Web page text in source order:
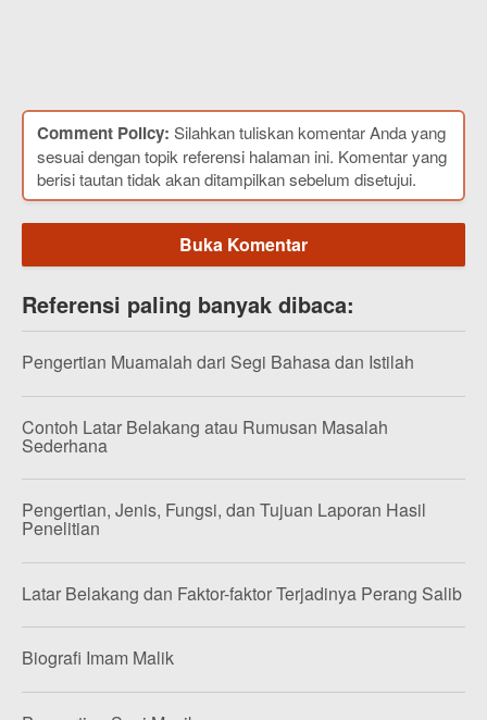
Comment Policy: Silahkan tuliskan komentar Anda yang
sesuai dengan topik referensi halaman ini. Komentar yang
berisi tautan tidak akan ditampilkan sebelum disetujui.
Buka Komentar
Referensi paling banyak dibaca:
Pengertian Muamalah dari Segi Bahasa dan Istilah
Contoh Latar Belakang atau Rumusan Masalah
Sederhana
Pengertian, Jenis, Fungsi, dan Tujuan Laporan Hasil
Penelitian
Latar Belakang dan Faktor-faktor Terjadinya Perang Salib
Biografi Imam Malik